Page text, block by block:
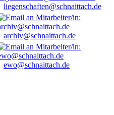
liegenschaften@schnaittach.de
archiv@schnaittach.de
ewo@schnaittach.de